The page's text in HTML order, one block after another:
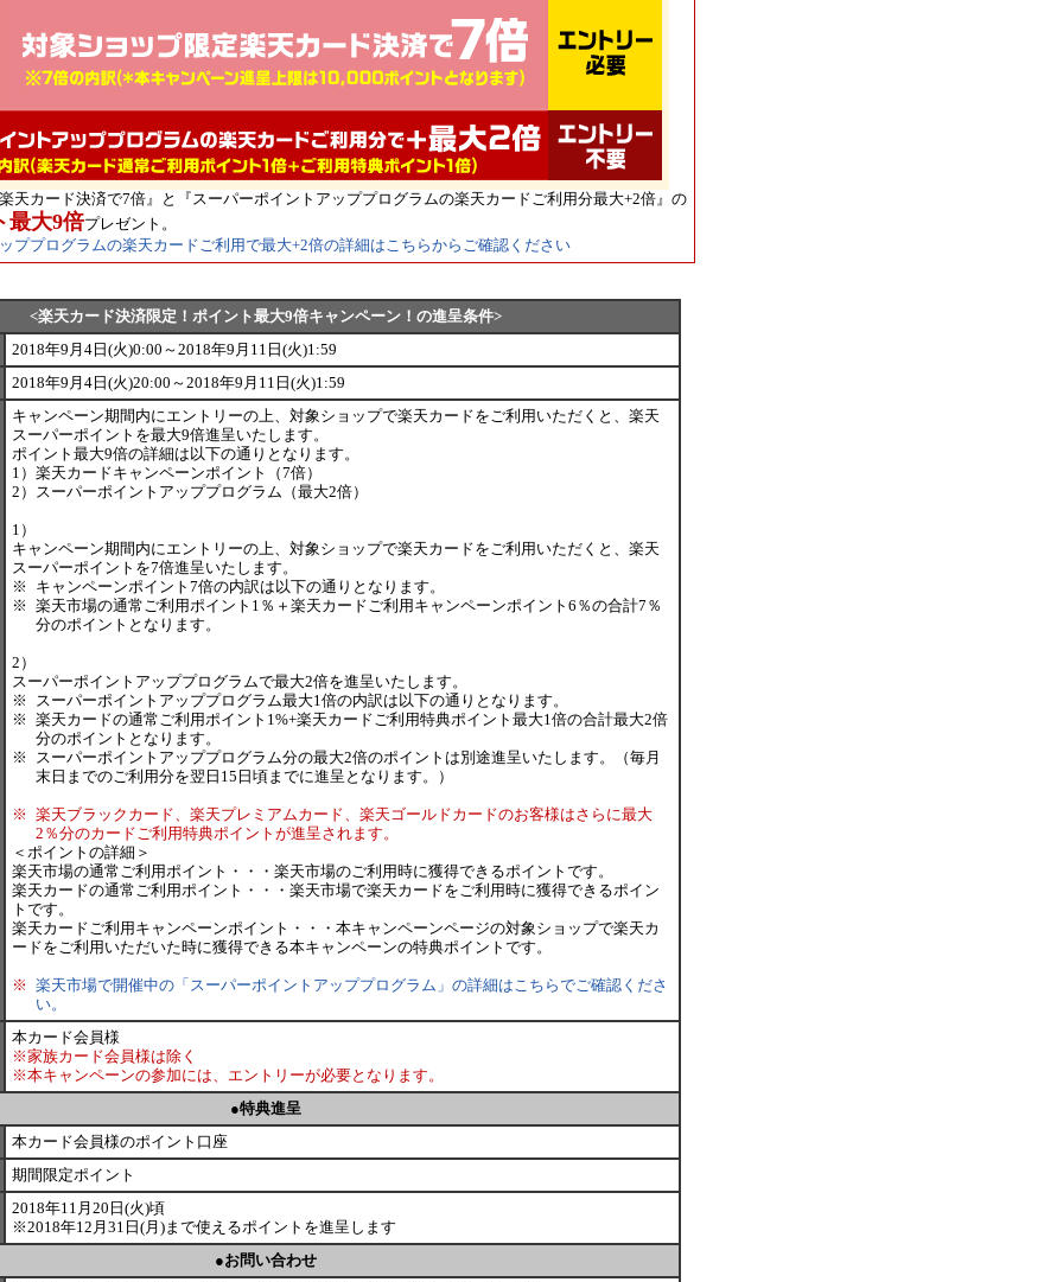
楽天カード決済で7倍』と『スーパーポイントアッププログラムの楽天カードご利用分最大+2倍』の
最大9倍プレゼント。
ププログラムの楽天カードご利用で最大+2倍の詳細はこちらからご確認ください
<楽天カード決済限定！ポイント最大9倍キャンペーン！の進呈条件>
2018年9月4日(火)0:00～2018年9月11日(火)1:59
2018年9月4日(火)20:00～2018年9月11日(火)1:59
キャンペーン期間内にエントリーの上、対象ショップで楽天カードをご利用いただくと、楽天
スーパーポイントを最大9倍進呈いたします。
ポイント最大9倍の詳細は以下の通りとなります。
1） 楽天カードキャンペーンポイント（7倍）
2）
スーパーポイントアッププログラム（最大2倍）
1）
キャンペーン期間内にエントリーの上、対象ショップで楽天カードをご利用いただくと、楽天
スーパーポイントを7倍進呈いたします。
※
キャンペーンポイント7倍の内訳は以下の通りとなります。
※ 楽天市場の通常ご利用ポイント1％＋楽天カードご利用キャンペーンポイント6％の合計7％
分のポイントとなります。
2 ）
スーパーポイントアッププログラムで最大2倍を進呈いたします。
※
スーパーポイントアッププログラム最大1倍の内訳は以下の通りとなります。
※ 楽天カードの通常ご利用ポイント1%+楽天カードご利用特典ポイント最大1倍の合計最大2倍
分のポイントとなります。
※
スーパーポイントアッププログラム分の最大2倍のポイントは別途進呈いたします。（毎月
末日までのご利用分を翌日15日頃までに進呈となります。）
※ 楽天ブラックカード、楽天プレミアムカード、楽天ゴールドカードのお客様はさらに最大
2％分のカードご利用特典ポイントが進呈されます。
＜ポイントの詳細＞
楽天市場の通常ご利用ポイント・・・楽天市場のご利用時に獲得できるポイントです。
楽天カードの通常ご利用ポイント・・・楽天市場で楽天カードをご利用時に獲得できるポイン
トです。
楽天カードご利用キャンペーンポイント・・・本キャンペーンページの対象ショップで楽天カ
ードをご利用いただいた時に獲得できる本キャンペーンの特典ポイントです。
※ 楽天市場で開催中の「スーパーポイントアッププログラム」の詳細はこちらでご確認くださ
い。
本カード会員様
※家族カード会員様は除く
※本キャンペーンの参加には、エントリーが必要となります。
●特典進呈
本カード会員様のポイント口座
期間限定ポイント
2018年11月20日(火)頃
※2018年12月31日(月)まで使えるポイントを進呈します
●お問い合わせ